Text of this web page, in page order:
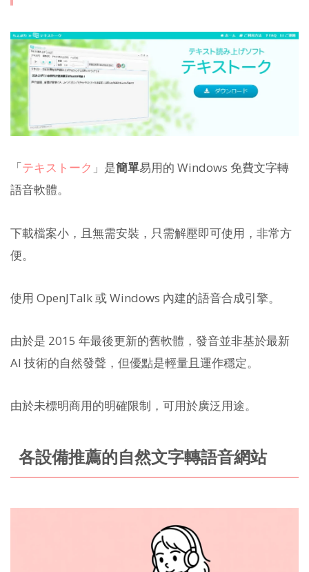
「テキストーク 」是簡單易用的 Windows 免費文字轉
語音軟體。
下載檔案小，且無需安裝，只需解壓即可使用，非常方
便。
使用 OpenJTalk 或 Windows 內建的語音合成引擎。
由於是 2015 年最後更新的舊軟體，發音並非基於最新
AI 技術的自然發聲，但優點是輕量且運作穩定。
由於未標明商用的明確限制，可用於廣泛用途。
各設備推薦的自然文字轉語音網站